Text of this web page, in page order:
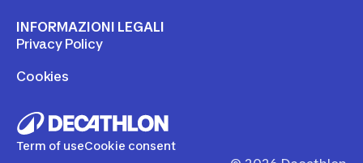
INFORMAZIONI LEGALI
Privacy Policy
Cookies
Term of useCookie consent